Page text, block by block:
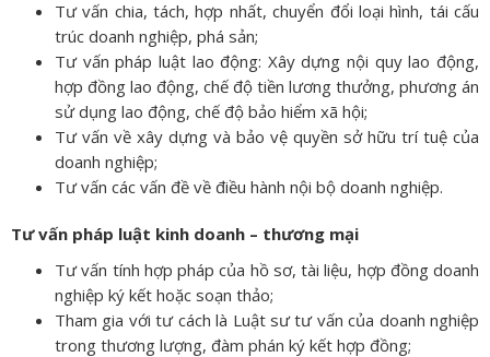
Tư vấn chia, tách, hợp nhất, chuyển đổi loại hình, tái cấu
trúc doanh nghiệp, phá sản;
Tư vấn pháp luật lao động: Xây dựng nội quy lao động,
hợp đồng lao động, chế độ tiền lương thưởng, phương án
sử dụng lao động, chế độ bảo hiểm xã hội;
Tư vấn về xây dựng và bảo vệ quyền sở hữu trí tuệ của
doanh nghiệp;
Tư vấn các vấn đề về điều hành nội bộ doanh nghiệp.
Tư vấn pháp luật kinh doanh – thương mại
Tư vấn tính hợp pháp của hồ sơ, tài liệu, hợp đồng doanh
nghiệp ký kết hoặc soạn thảo;
Tham gia với tư cách là Luật sư tư vấn của doanh nghiệp
trong thương lượng, đàm phán ký kết hợp đồng;